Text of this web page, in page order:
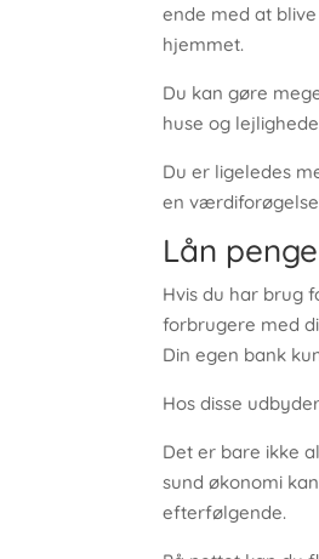
ende med at
hjemmet.
Du kan gøre
huse og
Du er ligeledes
en
Lån
Hvis du har brug
forbrugere med
Din egen bank
Hos disse
Det er bare ikke
sund økonomi
efterfølgende.